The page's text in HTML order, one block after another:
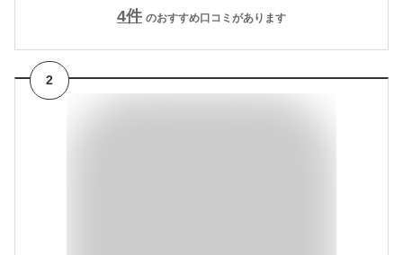
4件 のおすすめ口コミがあります
2